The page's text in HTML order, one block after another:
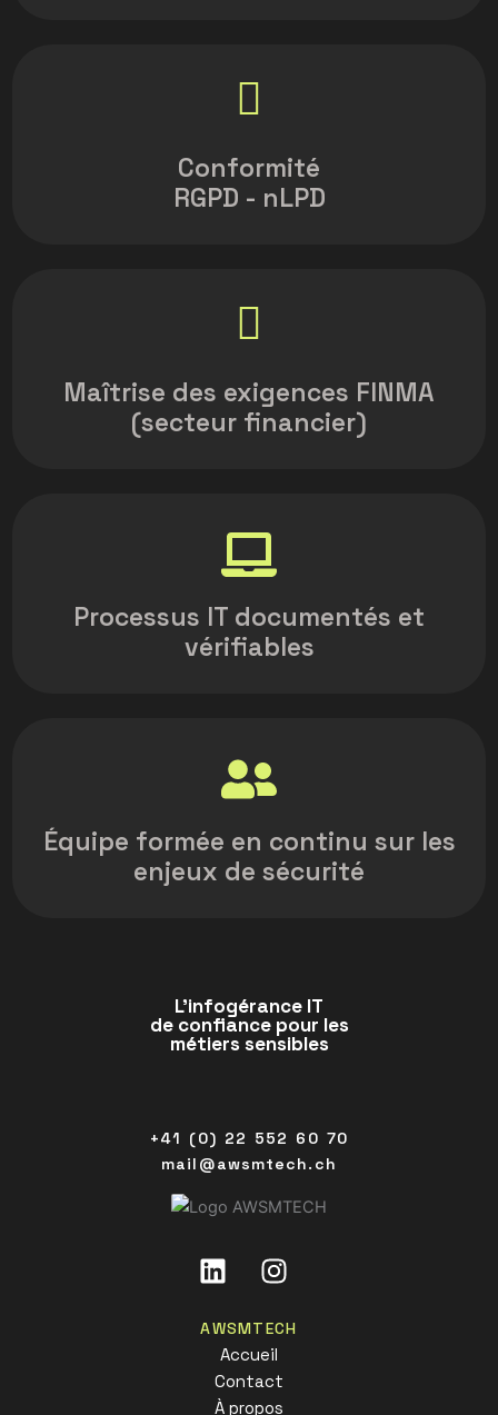
Conformité
RGPD - nLPD
Maîtrise des exigences FINMA
(secteur financier)
Processus IT documentés et
vérifiables
Équipe formée en continu sur les
enjeux de sécurité
L’infogérance IT
de confiance pour les
métiers sensibles
+41 (0) 22 552 60 70
mail@awsmtech.ch
LinkedinInstagram
AWSMTECH
Accueil
Contact
À propos